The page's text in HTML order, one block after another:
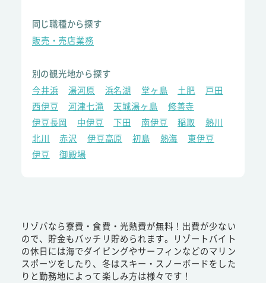
同じ職種から探す
販売・売店業務
別の観光地から探す
今井浜
湯河原 浜名湖 堂ヶ島 土肥
戸田
西伊豆
河津七滝 天城湯ヶ島
修善寺
伊豆長岡
中伊豆 下田 南伊豆 稲取
熱川
北川
赤沢 伊豆高原 初島 熱海
東伊豆
伊豆
御殿場
リゾバなら寮費・食費・光熱費が無料！出費が少ない
ので、貯金もバッチリ貯められます。リゾートバイト
の休日には海でダイビングやサーフィンなどのマリン
スポーツをしたり、冬はスキー・スノーボードをした
りと勤務地によって楽しみ方は様々です！